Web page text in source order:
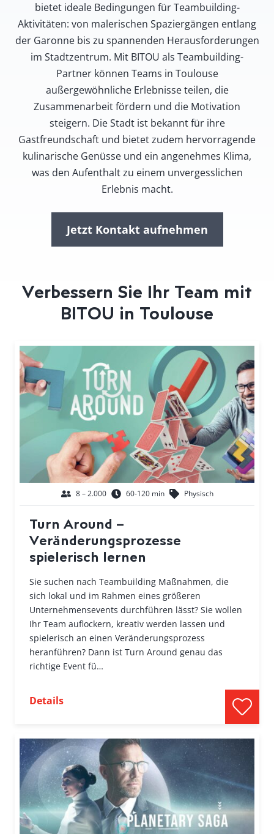
bietet ideale Bedingungen für Teambuilding-
Aktivitäten: von malerischen Spaziergängen entlang
der Garonne bis zu spannenden Herausforderungen
im Stadtzentrum. Mit BITOU als Teambuilding-
Partner können Teams in Toulouse
außergewöhnliche Erlebnisse teilen, die
Zusammenarbeit fördern und die Motivation
steigern. Die Stadt ist bekannt für ihre
Gastfreundschaft und bietet zudem hervorragende
kulinarische Genüsse und ein angenehmes Klima,
was den Aufenthalt zu einem unvergesslichen
Erlebnis macht.
Jetzt Kontakt aufnehmen
Verbessern Sie Ihr Team mit
BITOU in Toulouse
8 – 2.000 60-120 min Physisch
Turn Around –
Veränderungsprozesse
spielerisch lernen
Sie suchen nach Teambuilding Maßnahmen, die
sich lokal und im Rahmen eines größeren
Unternehmensevents durchführen lässt? Sie wollen
Ihr Team auflockern, kreativ werden lassen und
spielerisch an einen Veränderungsprozess
heranführen? Dann ist Turn Around genau das
richtige Event fü…
Details